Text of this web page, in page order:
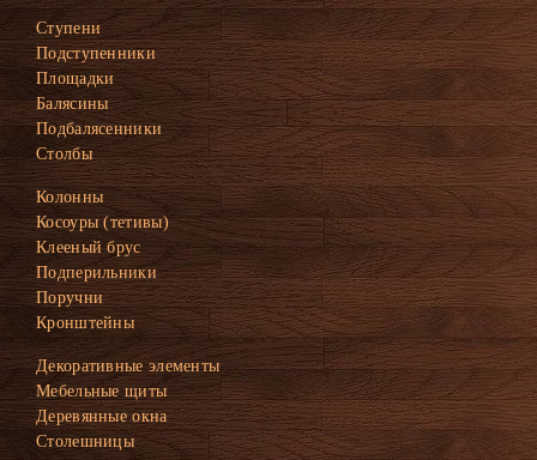
Ступени
Подступенники
Площадки
Балясины
Подбалясенники
Столбы
Колонны
Косоуры (тетивы)
Клееный брус
Подперильники
Поручни
Кронштейны
Декоративные элементы
Мебельные щиты
Деревянные окна
Столешницы